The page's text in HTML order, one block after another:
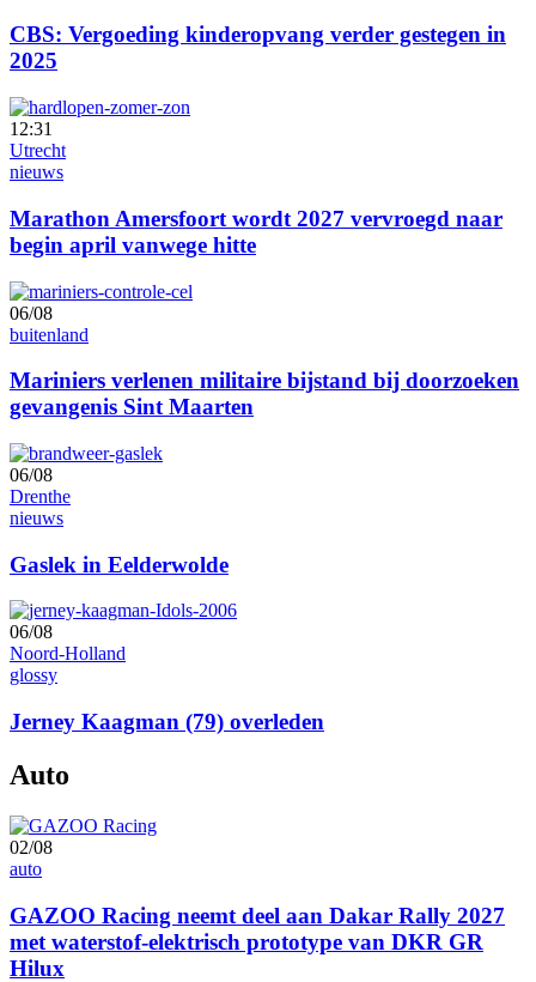
CBS: Vergoeding kinderopvang verder gestegen in
2025
12:31
Utrecht
nieuws
Marathon Amersfoort wordt 2027 vervroegd naar
begin april vanwege hitte
06/08
buitenland
Mariniers verlenen militaire bijstand bij doorzoeken
gevangenis Sint Maarten
06/08
Drenthe
nieuws
Gaslek in Eelderwolde
06/08
Noord-Holland
glossy
Jerney Kaagman (79) overleden
Auto
02/08
auto
GAZOO Racing neemt deel aan Dakar Rally 2027
met waterstof-elektrisch prototype van DKR GR
Hilux